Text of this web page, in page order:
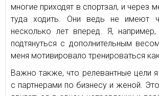
многие приходят в спортзал, и через
туда ходить. Они ведь не имеют
несколько лет вперед. Я,
подтянуться с дополнительным
меня мотивировало тренироваться
Важно также, что релевантные цели
с партнерами по бизнесу и женой.